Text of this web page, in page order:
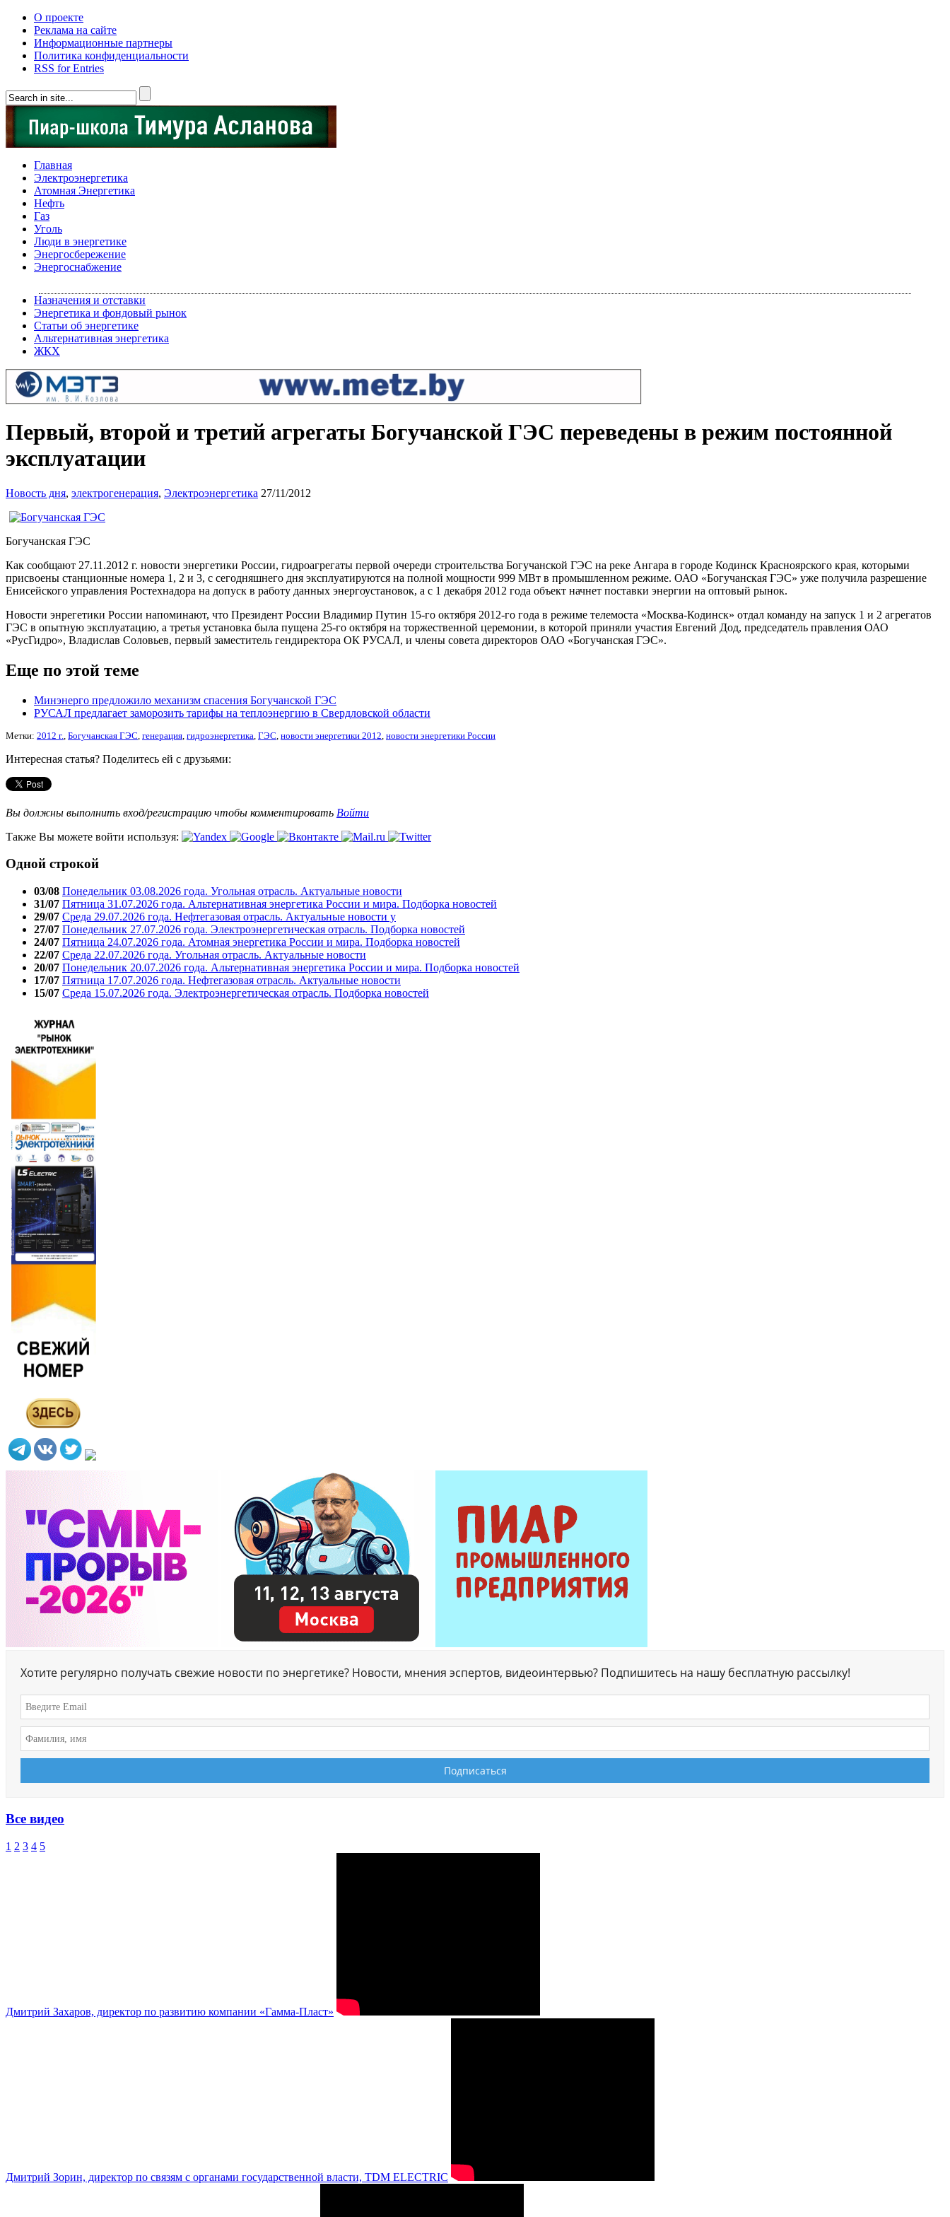
О проекте
Реклама на сайте
Информационные партнеры
Политика конфиденциальности
RSS for Entries
Главная
Электроэнергетика
Атомная Энергетика
Нефть
Газ
Уголь
Люди в энергетике
Энергосбережение
Энергоснабжение
Назначения и отставки
Энергетика и фондовый рынок
Статьи об энергетике
Альтернативная энергетика
ЖКХ
Первый, второй и третий агрегаты Богучанской ГЭС переведены в режим постоянной
эксплуатации
Новость дня, электрогенерация, Электроэнергетика 27/11/2012
Богучанская ГЭС
Как сообщают 27.11.2012 г. новости энергетики России, гидроагрегаты первой очереди строительства Богучанской ГЭС на реке Ангара в городе Кодинск Красноярского края, которыми
присвоены станционные номера 1, 2 и 3, с сегодняшнего дня эксплуатируются на полной мощности 999 МВт в промышленном режиме. ОАО «Богучанская ГЭС» уже получила разрешение
Енисейского управления Ростехнадора на допуск в работу данных энергоустановок, а с 1 декабря 2012 года объект начнет поставки энергии на оптовый рынок.
Новости энрегетики России напоминают, что Президент России Владимир Путин 15-го октября 2012-го года в режиме телемоста «Москва-Кодинск» отдал команду на запуск 1 и 2 агрегатов
ГЭС в опытную эксплуатацию, а третья установка была пущена 25-го октября на торжественной церемонии, в которой приняли участия Евгений Дод, председатель правления ОАО
«РусГидро», Владислав Соловьев, первый заместитель гендиректора ОК РУСАЛ, и члены совета директоров ОАО «Богучанская ГЭС».
Еще по этой теме
Минэнерго предложило механизм спасения Богучанской ГЭС
РУСАЛ предлагает заморозить тарифы на теплоэнергию в Свердловской области
Метки: 2012 г. Богучанская ГЭС генерация гидроэнергетика ГЭС новости энергетики 2012 новости энергетики России
Интересная статья? Поделитесь ей с друзьями:
Вы должны выполнить вход/регистрацию чтобы комментировать Войти
Также Вы можете войти используя:
Одной строкой
03/08 Понедельник 03.08.2026 года. Угольная отрасль. Актуальные новости
31/07 Пятница 31.07.2026 года. Альтернативная энергетика России и мира. Подборка новостей
29/07 Среда 29.07.2026 года. Нефтегазовая отрасль. Актуальные новости у
27/07 Понедельник 27.07.2026 года. Электроэнергетическая отрасль. Подборка новостей
24/07 Пятница 24.07.2026 года. Атомная энергетика России и мира. Подборка новостей
22/07 Среда 22.07.2026 года. Угольная отрасль. Актуальные новости
20/07 Понедельник 20.07.2026 года. Альтернативная энергетика России и мира. Подборка новостей
17/07 Пятница 17.07.2026 года. Нефтегазовая отрасль. Актуальные новости
15/07 Среда 15.07.2026 года. Электроэнергетическая отрасль. Подборка новостей
Хотите регулярно получать свежие новости по энергетике? Новости, мнения эспертов, видеоинтервью? Подпишитесь на нашу бесплатную рассылку!
Все видео
1 2 3 4 5
Дмитрий Захаров, директор по развитию компании «Гамма-Пласт»
Дмитрий Зорин, директор по связям с органами государственной власти, TDM ELECTRIC